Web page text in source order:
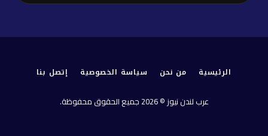
الرئيسية من نحن سياسة الخصوصية إتصل بنا
عرب لندن نيوز © 2026 جميع الحقوق محفوظة.